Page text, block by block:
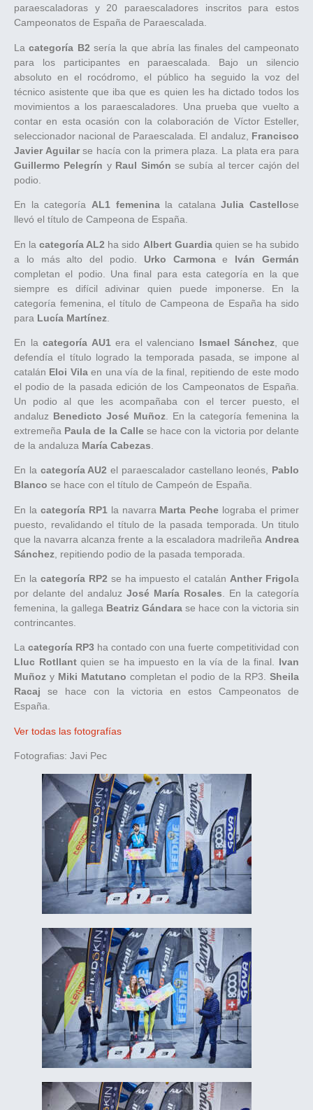
paraescaladoras y 20 paraescaladores inscritos para estos
Campeonatos de España de Paraescalada.
Lacategoría B2 sería la que abría las finales del campeonato
para los participantes en paraescalada. Bajo un silencio
absoluto en el rocódromo, el público ha seguido la voz del
técnico asistente que iba que es quien les ha dictado todos los
movimientos a los paraescaladores. Una prueba que vuelto a
contar en esta ocasión con la colaboración de Víctor Esteller,
seleccionador nacional de Paraescalada. El andaluz, Francisco
Javier Aguilarse hacía con la primera plaza. La plata era para
Guillermo Pelegrín y Raul Simón se subía al tercer cajón del
podio.
En la categoría AL1 femeninala catalanaJulia Castellose
llevó el título de Campeona de España.
En lacategoría AL2 ha sido Albert Guardiaquien se ha subido
a lo más alto del podio. Urko Carmonae Iván Germán
completan el podio. Una final para esta categoría en la que
siempre es difícil adivinar quien puede imponerse. En la
categoría femenina, el título de Campeona de España ha sido
para Lucía Martínez
En lacategoría AU1 era el valenciano Ismael Sánchez , que
defendía el título logrado la temporada pasada, se impone al
catalán Eloi Vilaen una vía de la final, repitiendo de este modo
el podio de la pasada edición de los Campeonatos de España.
Un podio al que les acompañaba con el tercer puesto, el
andaluz Benedicto José Muñoz. En la categoría femenina la
extremeña Paula de la Callese hace con la victoria por delante
de la andaluza María Cabezas
En la categoría AU2 el paraescalador castellano leonés, Pablo
Blanco se hace con el título de Campeón de España.
En la categoría RP1 la navarra Marta Peche lograba el primer
puesto, revalidando el título de la pasada temporada. Un titulo
que la navarra alcanza frente a la escaladora madrileña Andrea
Sánchez , repitiendo podio de la pasada temporada.
En la categoría RP2 se ha impuesto el catalán Anther Frigola
por delante del andaluz José María Rosales . En la categoría
femenina, la gallega Beatriz Gándara se hace con la victoria sin
contrincantes.
La categoría RP3 ha contado con una fuerte competitividad con
Lluc Rotllantquien se ha impuesto en la vía de la final. Ivan
Muñoz y Miki Matutano completan el podio de la RP3. Sheila
Racaj se hace con la victoria en estos Campeonatos de
España.
Ver todas las fotografías
Fotografias: Javi Pec